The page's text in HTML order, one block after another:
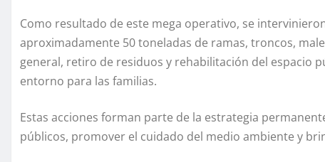
Como resultado de este mega operativo, se
aproximadamente 50 toneladas de ramas, troncos,
general, retiro de residuos y rehabilitación del espacio
entorno para las familias.
Estas acciones forman parte de la estrategia
públicos, promover el cuidado del medio ambiente y